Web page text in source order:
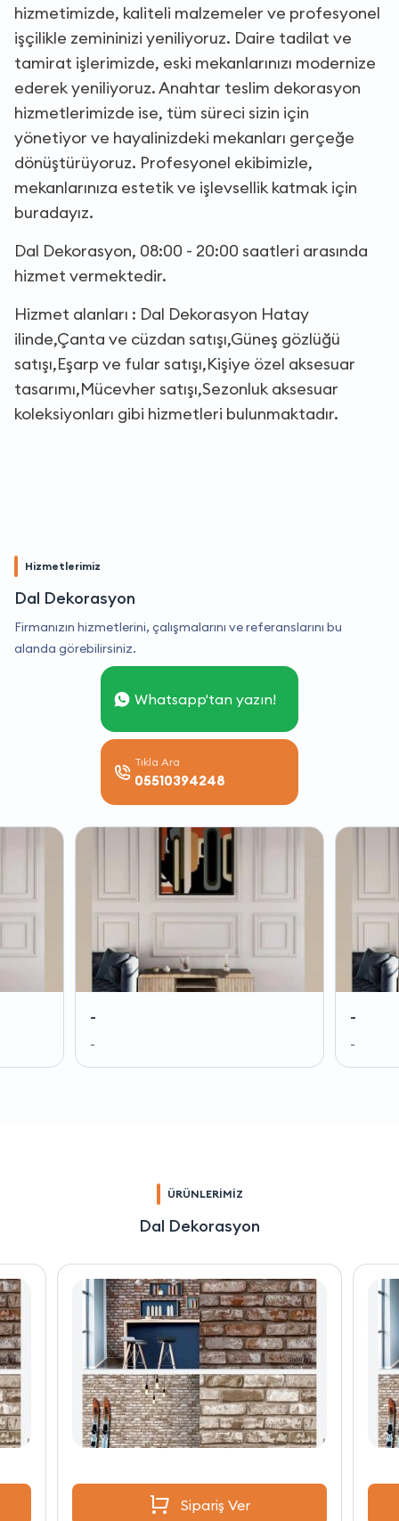
hizmetimizde, kaliteli malzemeler ve profesyonel
işçilikle zemininizi yeniliyoruz. Daire tadilat ve
tamirat işlerimizde, eski mekanlarınızı modernize
ederek yeniliyoruz. Anahtar teslim dekorasyon
hizmetlerimizde ise, tüm süreci sizin için
yönetiyor ve hayalinizdeki mekanları gerçeğe
dönüştürüyoruz. Profesyonel ekibimizle,
mekanlarınıza estetik ve işlevsellik katmak için
buradayız.
Dal Dekorasyon, 08:00 - 20:00 saatleri arasında
hizmet vermektedir.
Hizmet alanları : Dal Dekorasyon Hatay
ilinde,Çanta ve cüzdan satışı,Güneş gözlüğü
satışı,Eşarp ve fular satışı,Kişiye özel aksesuar
tasarımı,Mücevher satışı,Sezonluk aksesuar
koleksiyonları gibi hizmetleri bulunmaktadır.
Hizmetlerimiz
Dal Dekorasyon
Firmanızın hizmetlerini, çalışmalarını ve referanslarını bu
alanda görebilirsiniz.
Whatsapp'tan yazın!
Tıkla Ara
05510394248
-
-
-
-
ÜRÜNLERİMİZ
Dal Dekorasyon
Sipariş Ver